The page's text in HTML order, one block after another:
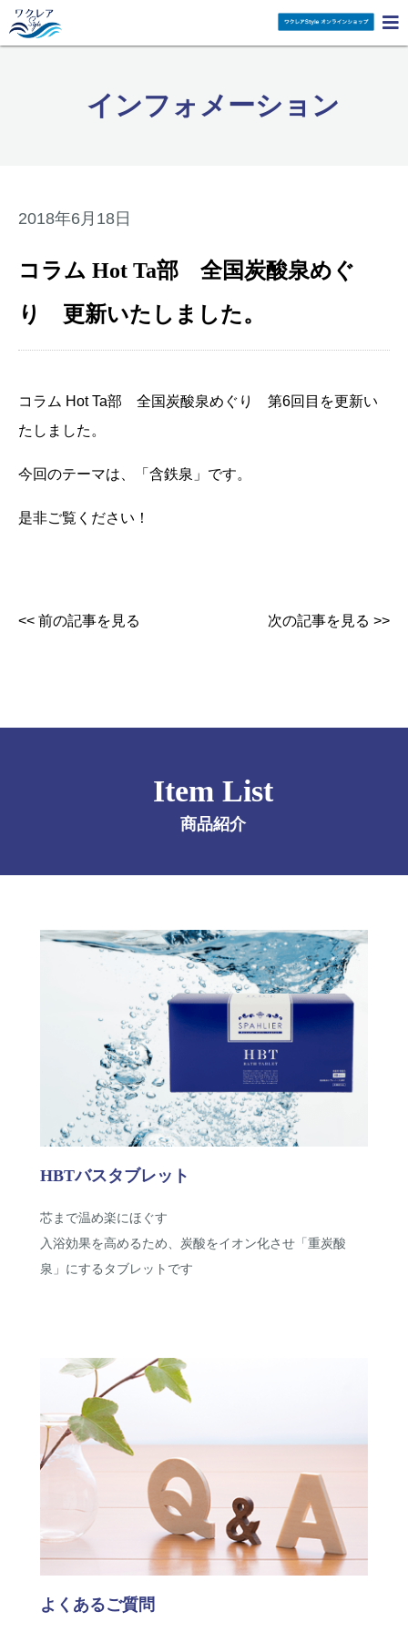

インフォメーション
2018年6月18日
コラム Hot Ta部 全国炭酸泉めぐ
り 更新いたしました。
コラム Hot Ta部 全国炭酸泉めぐり 第6回目を更新い
たしました。
今回のテーマは、「含鉄泉」です。
是非ご覧ください！
<< 前の記事を見る 次の記事を見る >>
Item List
商品紹介
HBTバスタブレット
芯まで温め楽にほぐす
入浴効果を高めるため、炭酸をイオン化させ「重炭酸
泉」にするタブレットです
よくあるご質問